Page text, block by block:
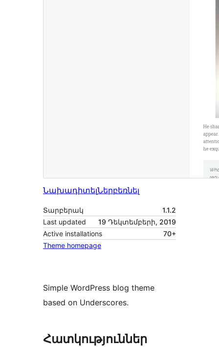
ՆախադիտելՆերբեռնել
Տարբերակ
1.1.2
Last updated
19 Դեկտեմբերի, 2019
Active installations
70+
Theme homepage
Simple WordPress blog theme
based on Underscores.
Հատկություններ